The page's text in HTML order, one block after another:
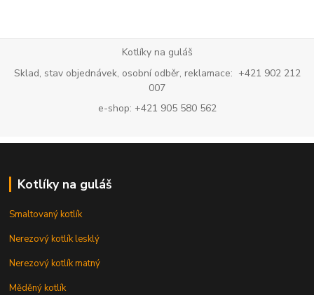
Kotlíky na guláš
Sklad, stav objednávek, osobní odběr, reklamace: +421 902 212
007
e-shop: +421 905 580 562
Kotlíky na guláš
Smaltovaný kotlík
Nerezový kotlík lesklý
Nerezový kotlík matný
Měděný kotlík